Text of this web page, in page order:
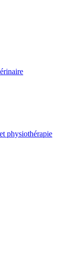
physiothérapie